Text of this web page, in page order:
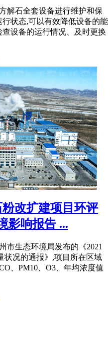
解石全套设备进行维护和保
状态,可以有效降低设备的能
设备的运行情况、及时更换
改扩建项目环评
影响报告 ...
市生态环境局发布的《2021
状况的通报》,项目所在区域
、PM10、O3、年均浓度值